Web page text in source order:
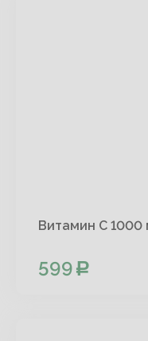
Витамин С 1000
599